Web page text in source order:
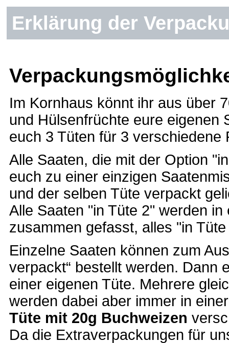
Erklärung der
Im Kornhaus könnt ihr aus über
und Hülsenfrüchte eure eigenen
euch 3 Tüten für 3
Alle Saaten, die mit der Option
euch zu einer einzigen
und der selben Tüte verpackt
Alle Saaten "in Tüte 2" werden
zusammen gefasst, alles "in
Einzelne Saaten können zum
verpackt“ bestellt werden. Dann
einer eigenen Tüte. Mehrere
werden dabei aber immer in
Tüte mit 20g Buchweizen
Da die Extraverpackungen für